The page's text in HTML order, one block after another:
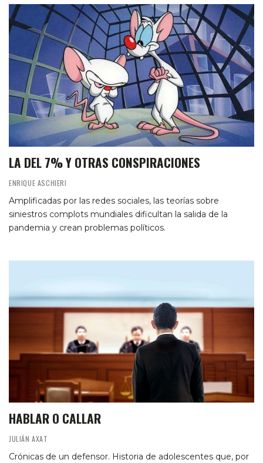
LA DEL 7% Y OTRAS CONSPIRACIONES
ENRIQUE ASCHIERI
Amplificadas por las redes sociales, las teorías sobre
siniestros complots mundiales dificultan la salida de la
pandemia y crean problemas políticos.
HABLAR O CALLAR
JULIÁN AXAT
Crónicas de un defensor. Historia de adolescentes que, por